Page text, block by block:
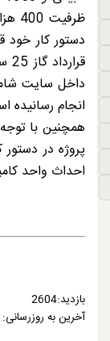
ظرفیت 400 هزار تن
داخل سایت
انجام رسانیده
همچنین با
پروژه در
احداث واحد
بازدید:2604
آخرین به روزرسانی: